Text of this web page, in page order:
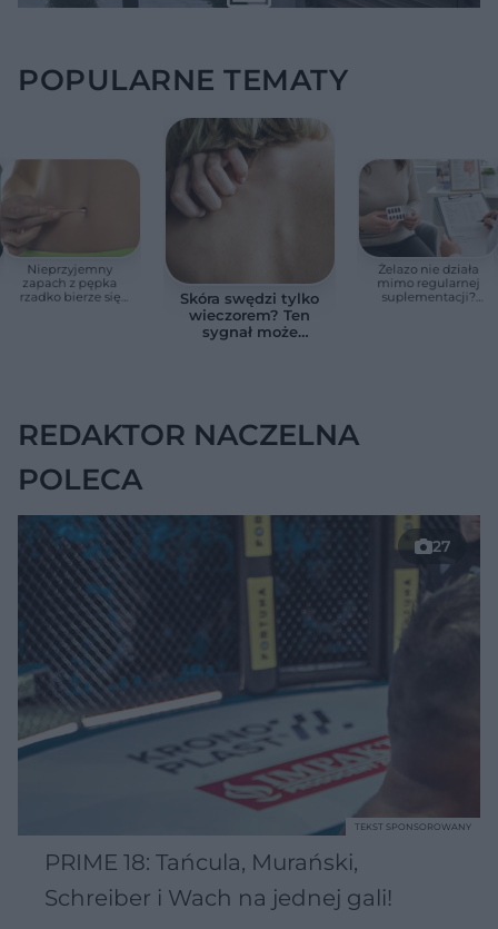
POPULARNE TEMATY
Nieprzyjemny
zapach z pępka
rzadko bierze się
Skóra swędzi tylko
wieczorem? Ten
sygnał może
Żelazo nie działa
mimo regularnej
suplementacji?
REDAKTOR NACZELNA
POLECA
27
PRIME 18: Tańcula, Murański,
Schreiber i Wach na jednej gali!
TEKST SPONSOROWANY